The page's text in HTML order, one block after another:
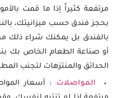
مرتفعة كثيراً إذا ما قمت
بحجز فندق حسب ميزانيتك،
بالفندق بل يمكنك شراء ذلك
أو صناعة الطعام الخاص بك
الحدائق والمنتزهات لتجنب
المواصلات : أسعار